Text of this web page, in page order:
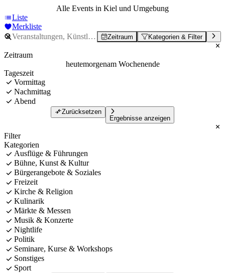
Alle Events in Kiel und Umgebung
Liste
Merkliste
Zeitraum Kategorien & Filter
Zeitraum
heutemorgenam Wochenende
Tageszeit
Vormittag
Nachmittag
Abend
Zurücksetzen
Ergebnisse anzeigen
Filter
Kategorien
Ausflüge & Führungen
Bühne, Kunst & Kultur
Bürgerangebote & Soziales
Freizeit
Kirche & Religion
Kulinarik
Märkte & Messen
Musik & Konzerte
Nightlife
Politik
Seminare, Kurse & Workshops
Sonstiges
Sport